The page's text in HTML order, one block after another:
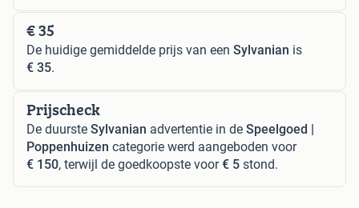
€ 35
De huidige gemiddelde prijs van een Sylvanian is
€ 35.
Prijscheck
De duurste Sylvanian advertentie in de Speelgoed |
Poppenhuizen categorie werd aangeboden voor
€ 150, terwijl de goedkoopste voor€ 5 stond.